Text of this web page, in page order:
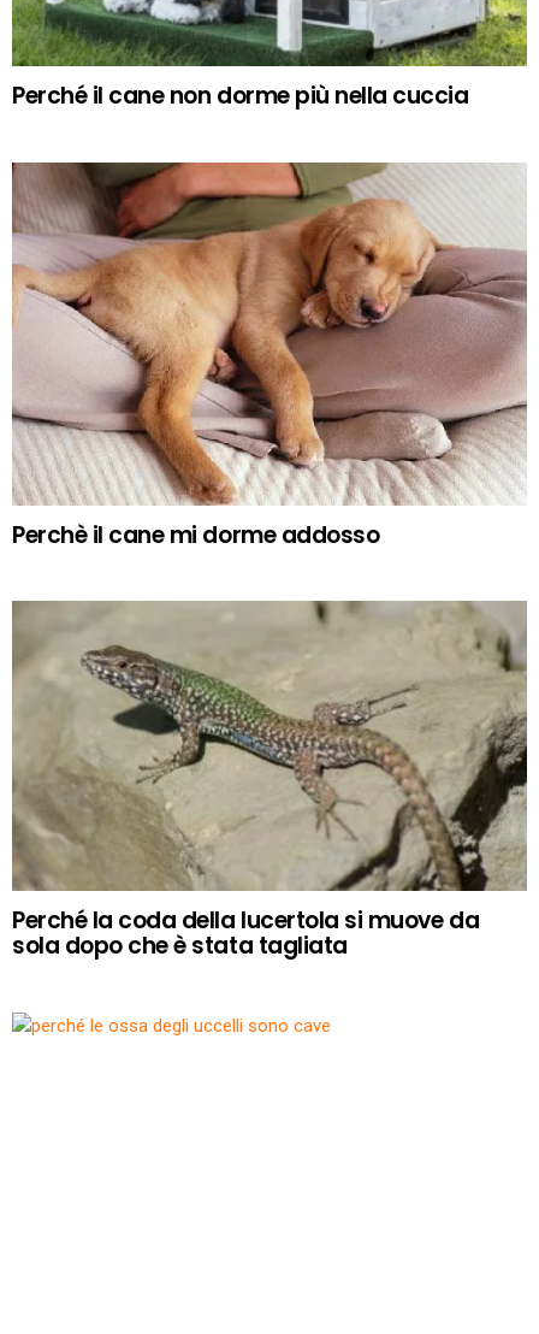
Perché il cane non dorme più nella cuccia
Perchè il cane mi dorme addosso
Perché la coda della lucertola si muove da
sola dopo che è stata tagliata